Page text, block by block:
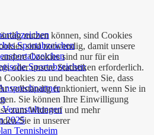
Sportabzeichen
Sportabzeichen
2025
Tennisheim
nutzen können, sind Cookies
sind notwendig, damit unsere
Cookies sind nur für ein
oder unsere Statistiken erforderlich.
zu und beachten Sie, dass
vollständig funktioniert, wenn Sie in
Sie können Ihre Einwilligung
zum Widerruf und mehr
Sie in unserer